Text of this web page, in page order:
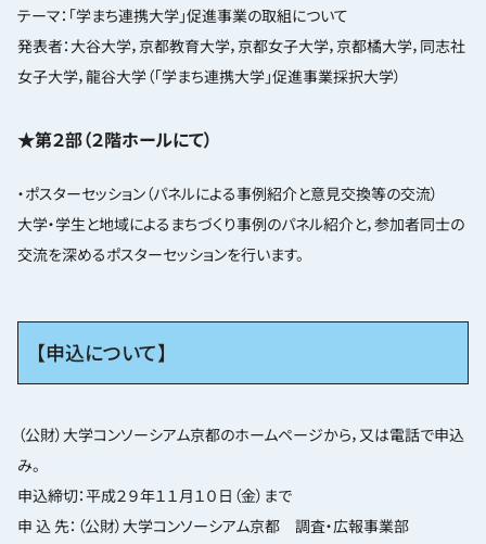
テーマ：「学まち連携大学」促進事業の取組について
発表者：大谷大学，京都教育大学，京都女子大学，京都橘大学，同志社
女子大学，龍谷大学（「学まち連携大学」促進事業採択大学）
★第２部（２階ホールにて）
・ポスターセッション（パネルによる事例紹介と意見交換等の交流）
大学・学生と地域によるまちづくり事例のパネル紹介と，参加者同士の
交流を深めるポスターセッションを行います。
【申込について】
（公財）大学コンソーシアム京都のホームページから，又は電話で申込
み。
申込締切：平成２９年１１月１０日（金）まで
申 込 先：（公財）大学コンソーシアム京都 調査・広報事業部